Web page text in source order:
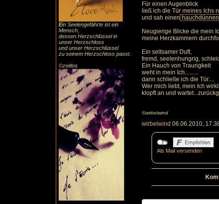
Ein Seelengefährte ist ein
Mensch,
dessen Herzschlüssel in
unser Herzschloss
und unser Herzschlüssel
zu seinem Herzschloss passt.
©zeitlos
Für einen Augenblick
ließ ich die Tür meines Ichs
und sah einen
Neugierige Blicke die mein
meine Herzkammern
Ein seltsamer Duft,
fremd, seelenhungrig,
Ein Hauch von Traurigkeit
weht in mein Ich.........
dann schließe ich die Tür....
Wer mich liebt, mein Ich
klopft an und
©wirbelwind
wirbelwind 06.06.2010,
Als Mail versenden